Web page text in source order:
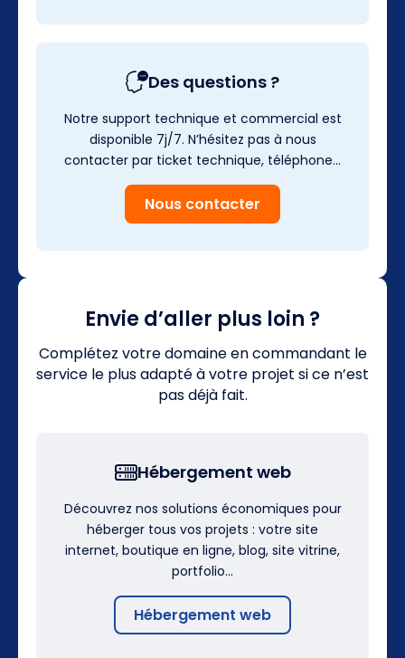
Des questions ?
Notre support technique et commercial est
disponible 7j/7. N’hésitez pas à nous
contacter par ticket technique, téléphone…
Nous contacter
Envie d’aller plus loin ?
Complétez votre domaine en commandant le
service le plus adapté à votre projet si ce n’est
pas déjà fait.
Hébergement web
Découvrez nos solutions économiques pour
héberger tous vos projets : votre site
internet, boutique en ligne, blog, site vitrine,
portfolio…
Hébergement web